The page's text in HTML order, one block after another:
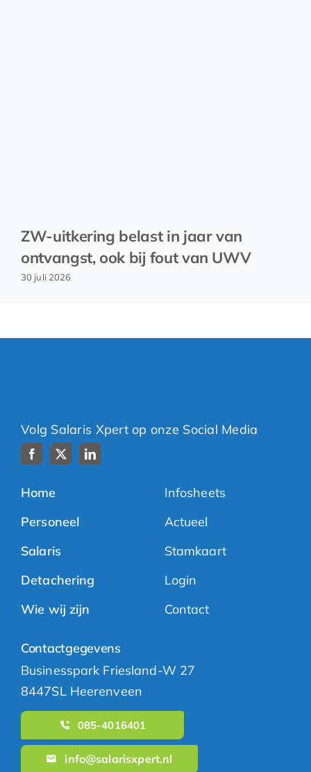
ZW-uitkering belast in jaar van
ontvangst, ook bij fout van UWV
30 juli 2026
Volg Salaris Xpert op onze Social Media
Home
Personeel
Salaris
Detachering
Wie wij zijn
Infosheets
Actueel
Stamkaart
Login
Contact
Contactgegevens
Businesspark Friesland-W 27
8447SL Heerenveen
085-4016401
info@salarisxpert.nl